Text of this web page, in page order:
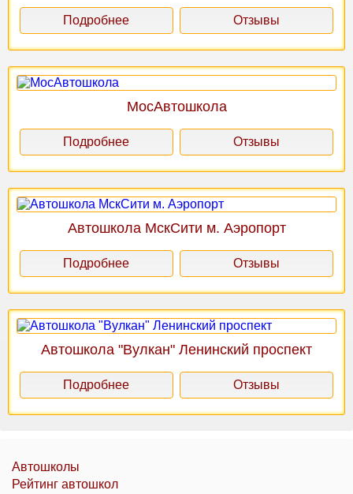
Подробнее Отзывы
МосАвтошкола
Подробнее Отзывы
Автошкола МскСити м. Аэропорт
Подробнее Отзывы
Автошкола "Вулкан" Ленинский проспект
Подробнее Отзывы
Автошколы
Рейтинг автошкол